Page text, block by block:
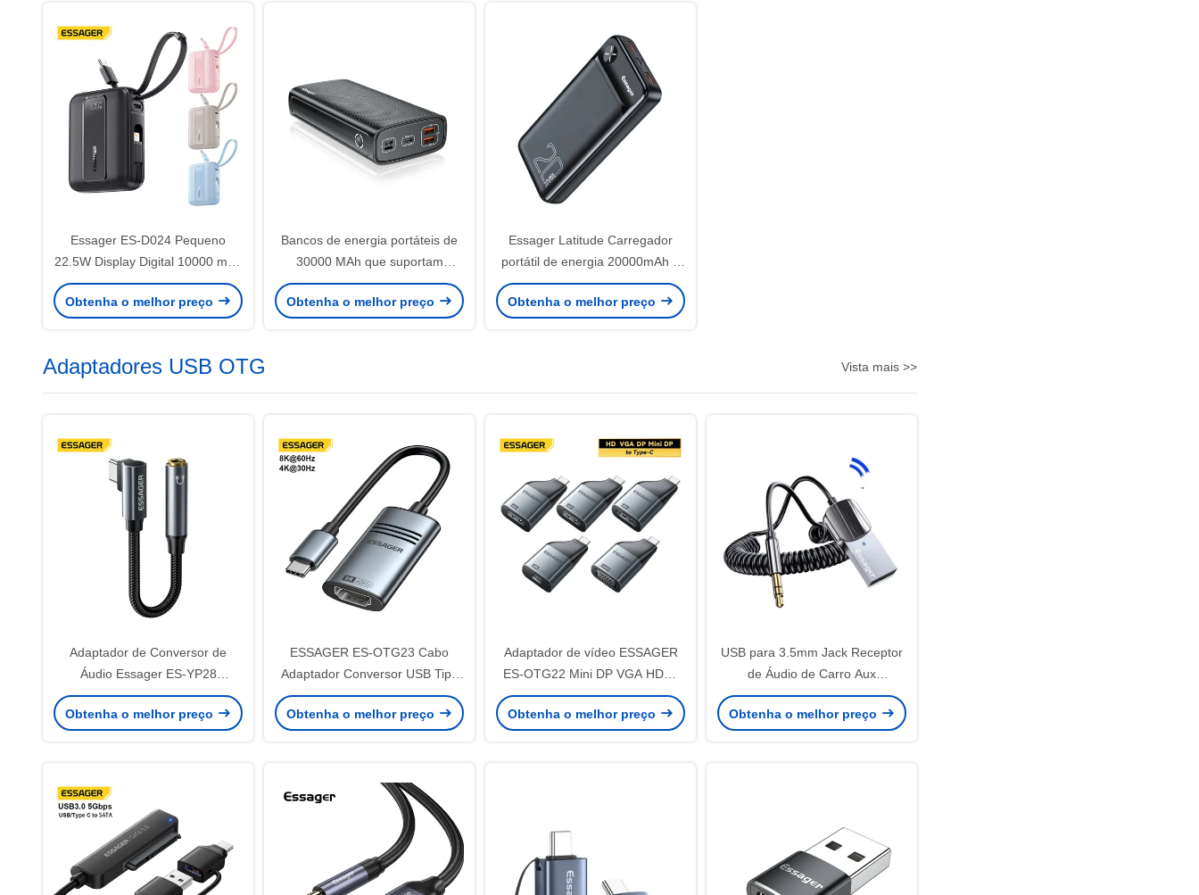
Essager ES-D024 Pequeno
22.5W Display Digital 10000 mAh
Power Bank de Carregamento
Rápido com Cabo Embutido
Obtenha o melhor preço
Bancos de energia portáteis de
30000 MAh que suportam
carregamento rápido de 22,5W 3
Input Output
Obtenha o melhor preço
Essager Latitude Carregador
portátil de energia 20000mAh 3
saída 2 entrada
Obtenha o melhor preço
Adaptadores USB OTG Vista mais >>
Adaptador de Conversor de
Áudio Essager ES-YP28
Lightning USB Tipo C para
3,5mm
Obtenha o melhor preço
ESSAGER ES-OTG23 Cabo
Adaptador Conversor USB Tipo
C para HDMI 8K@60Hz
4K@30Hz
Obtenha o melhor preço
Adaptador de vídeo ESSAGER
ES-OTG22 Mini DP VGA HDMI
para USB Tipo C 8K 4K 1080P
60Hz 30Hz
Obtenha o melhor preço
USB para 3.5mm Jack Receptor
de Áudio de Carro Aux
Adaptador Kit de mãos livres
Bluetooth 5.0 BT Transmissor
Obtenha o melhor preço